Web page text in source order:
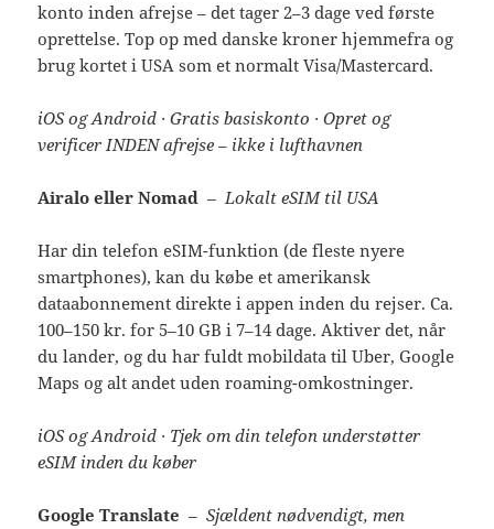
konto inden afrejse – det tager 2–3 dage ved første
oprettelse. Top op med danske kroner hjemmefra og
brug kortet i USA som et normalt Visa/Mastercard.
iOS og Android · Gratis basiskonto · Opret og
verificer INDEN afrejse – ikke i lufthavnen
Airalo eller Nomad – Lokalt eSIM til USA
Har din telefon eSIM-funktion (de fleste nyere
smartphones), kan du købe et amerikansk
dataabonnement direkte i appen inden du rejser. Ca.
100–150 kr. for 5–10 GB i 7–14 dage. Aktiver det, når
du lander, og du har fuldt mobildata til Uber, Google
Maps og alt andet uden roaming-omkostninger.
iOS og Android · Tjek om din telefon understøtter
eSIM inden du køber
Google Translate – Sjældent nødvendigt, men